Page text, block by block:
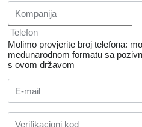
Molimo provjerite broj telefona:
međunarodnom formatu sa
s ovom državom